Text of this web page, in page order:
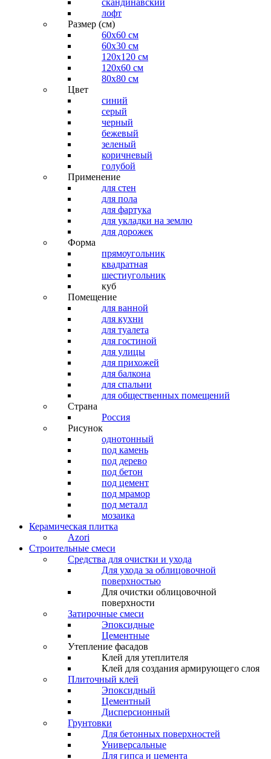
скандинавский
лофт
Размер (см)
60х60 см
60x30 см
120x120 см
120x60 см
80x80 см
Цвет
синий
серый
черный
бежевый
зеленый
коричневый
голубой
Применение
для стен
для пола
для фартука
для укладки на землю
для дорожек
Форма
прямоугольник
квадратная
шестиугольник
куб
Помещение
для ванной
для кухни
для туалета
для гостиной
для улицы
для прихожей
для балкона
для спальни
для общественных помещений
Страна
Россия
Рисунок
однотонный
под камень
под дерево
под бетон
под цемент
под мрамор
под металл
мозаика
Керамическая плитка
Azori
Строительные смеси
Средства для очистки и ухода
Для ухода за облицовочной
поверхностью
Для очистки облицовочной
поверхности
Затирочные смеси
Эпоксидные
Цементные
Утепление фасадов
Клей для утеплителя
Клей для создания армирующего слоя
Плиточный клей
Эпоксидный
Цементный
Дисперсионный
Грунтовки
Для бетонных поверхностей
Универсальные
Для гипса и цемента